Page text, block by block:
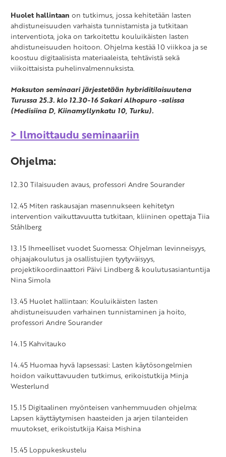
Huolet hallintaan on tutkimus, jossa kehitetään lasten
ahdistuneisuuden varhaista tunnistamista ja tutkitaan
interventiota, joka on tarkoitettu kouluikäisten lasten
ahdistuneisuuden hoitoon. Ohjelma kestää 10 viikkoa ja se
koostuu digitaalisista materiaaleista, tehtävistä sekä
viikoittaisista puhelinvalmennuksista.
Maksuton seminaari järjestetään hybriditilaisuutena
Turussa 25.3. klo 12.30-16 Sakari Alhopuro -salissa
(Medisiina D, Kiinamyllynkatu 10, Turku).
> Ilmoittaudu seminaariin
Ohjelma:
12.30 Tilaisuuden avaus, professori Andre Sourander
12.45 Miten raskausajan masennukseen kehitetyn
intervention vaikuttavuutta tutkitaan, kliininen opettaja Tiia
Ståhlberg
13.15 Ihmeelliset vuodet Suomessa: Ohjelman levinneisyys,
ohjaajakoulutus ja osallistujien tyytyväisyys,
projektikoordinaattori Päivi Lindberg & koulutusasiantuntija
Nina Simola
13.45 Huolet hallintaan: Kouluikäisten lasten
ahdistuneisuuden varhainen tunnistaminen ja hoito,
professori Andre Sourander
14.15 Kahvitauko
14.45 Huomaa hyvä lapsessasi: Lasten käytösongelmien
hoidon vaikuttavuuden tutkimus, erikoistutkija Minja
Westerlund
15.15 Digitaalinen myönteisen vanhemmuuden ohjelma:
Lapsen käyttäytymisen haasteiden ja arjen tilanteiden
muutokset, erikoistutkija Kaisa Mishina
15.45 Loppukeskustelu